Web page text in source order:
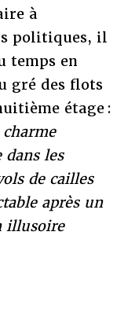
à
politiques, il
temps en
gré des flots
étage :
dans les
de cailles
après un
illusoire